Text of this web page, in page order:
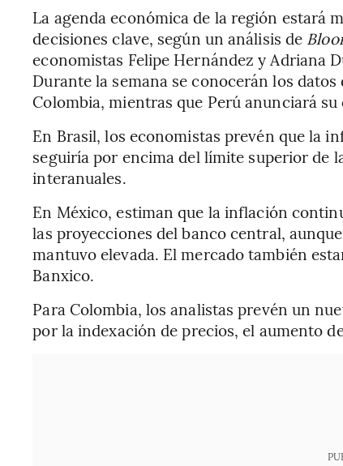
La agenda económica de la región estará
decisiones clave, según un análisis de
economistas Felipe Hernández y Adriana
Durante la semana se conocerán los
Colombia, mientras que Perú anunciará
En Brasil, los economistas prevén que la
seguiría por encima del límite superior de
interanuales.
En México, estiman que la inflación
las proyecciones del banco central,
mantuvo elevada. El mercado también
Banxico.
Para Colombia, los analistas prevén un
por la indexación de precios, el aumento